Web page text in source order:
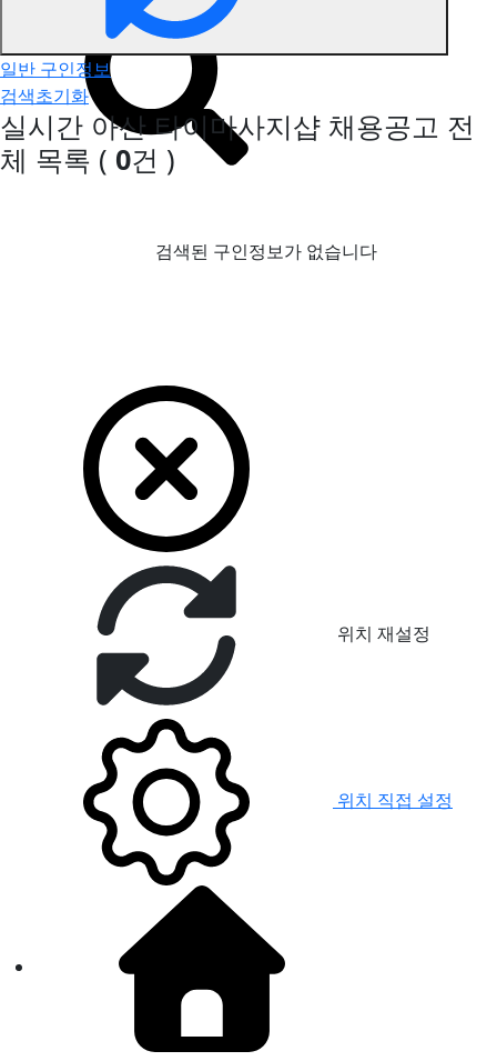
일반 구인정보
검색초기화
실시간 아산 타이마사지샵 채용공고 전
체 목록 ( 0건 )
검색된 구인정보가 없습니다
위치 재설정
위치 직접 설정